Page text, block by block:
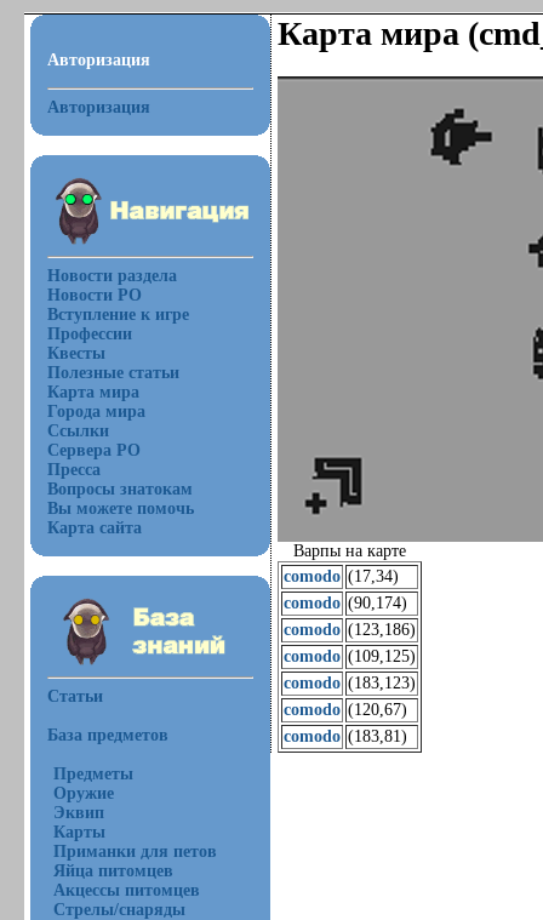
Авторизация
Авторизация
Новости раздела
Новости РО
Вступление к игре
Профессии
Квесты
Полезные статьи
Карта мира
Города мира
Ссылки
Сервера РО
Пресса
Вопросы знатокам
Вы можете помочь
Карта сайта
Статьи
База предметов
Предметы
Оружие
Эквип
Карты
Приманки для петов
Яйца питомцев
Акцессы питомцев
Стрелы/снаряды
Карта мира
Варпы на карте
comodo (17,34)
comodo (90,174)
comodo (123,186)
comodo (109,125)
comodo (183,123)
comodo (120,67)
comodo (183,81)